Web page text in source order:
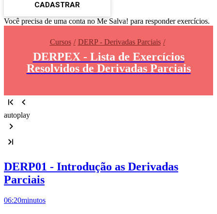
CADASTRAR
Você precisa de uma conta no Me Salva! para responder exercícios.
Cursos DERP - Derivadas Parciais
DERPEX - Lista de Exercícios
Resolvidos de Derivadas Parciais
autoplay
DERP01 - Introdução as Derivadas
Parciais
06:20minutos